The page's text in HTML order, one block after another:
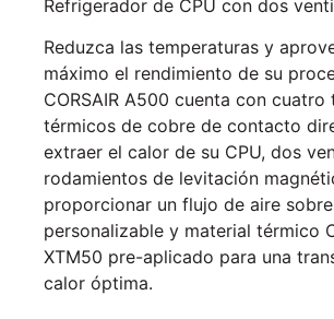
Refrigerador de CPU con dos
Reduzca las temperaturas y
máximo el rendimiento de su
CORSAIR A500 cuenta con cuatro
térmicos de cobre de contacto
extraer el calor de su CPU, dos
rodamientos de levitación
proporcionar un flujo de aire
personalizable y material térmico
XTM50 pre-aplicado para una
calor óptima.